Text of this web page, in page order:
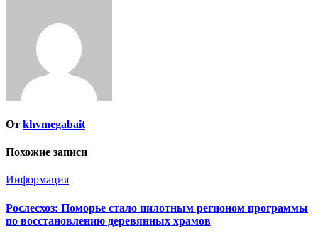
От khvmegabait
Похожие записи
Информация
Рослесхоз: Поморье стало пилотным регионом программы
по восстановлению деревянных храмов